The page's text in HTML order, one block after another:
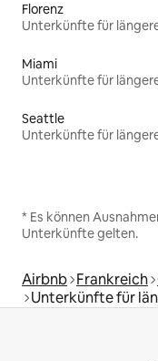
Florenz
Miami
Seattle
* Es können
Unterkünfte gelten.
Airbnb Frankreich
Unterkünfte für